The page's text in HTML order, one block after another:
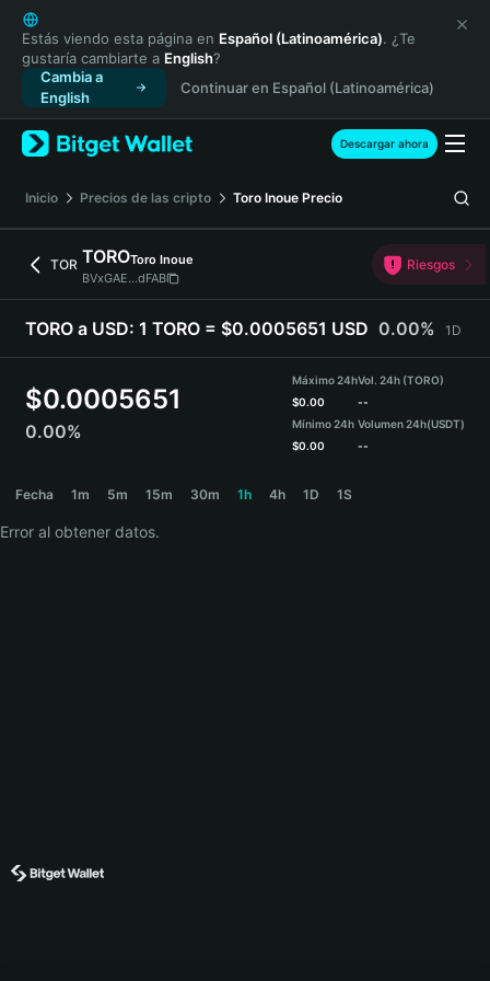
English
日本語
Tiếng Việt
Русский
Español (Latinoamérica)
Türkçe
Français
Deutsch
繁體中文
Português (Portugal)
Bahasa Indonesia
ภาษาไทย
Español
Español (Argentina)
Estás viendo esta página en Español (Latinoamérica). ¿Te
gustaría cambiarte a English?
Cambia a
English
Continuar en Español (Latinoamérica)
Descargar ahora
Inicio Precios de las cripto Toro Inoue Precio
TOR TOROToro Inoue
BVxGAE...dFAB
Riesgos
TORO a USD: 1 TORO = $0.0005651 USD 0.00% 1D
$0.0005651
0.00%
Máximo 24h
$0.00
Mínimo 24h
$0.00
Vol. 24h (TORO)
--
Volumen 24h(USDT)
--
Fecha 1m 5m 15m 30m 1h 4h 1D 1S
Error al obtener datos.